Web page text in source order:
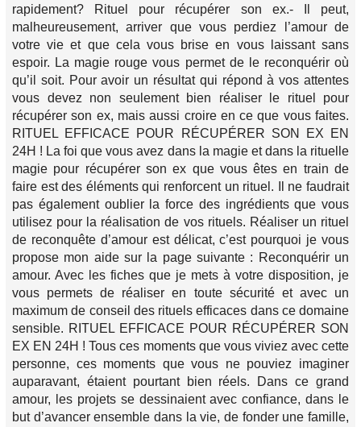
rapidement? Rituel pour récupérer son ex.- Il peut,
malheureusement, arriver que vous perdiez l’amour de
votre vie et que cela vous brise en vous laissant sans
espoir. La magie rouge vous permet de le reconquérir où
qu’il soit. Pour avoir un résultat qui répond à vos attentes
vous devez non seulement bien réaliser le rituel pour
récupérer son ex, mais aussi croire en ce que vous faites.
RITUEL EFFICACE POUR RÉCUPÉRER SON EX EN
24H ! La foi que vous avez dans la magie et dans la rituelle
magie pour récupérer son ex que vous êtes en train de
faire est des éléments qui renforcent un rituel. Il ne faudrait
pas également oublier la force des ingrédients que vous
utilisez pour la réalisation de vos rituels. Réaliser un rituel
de reconquête d’amour est délicat, c’est pourquoi je vous
propose mon aide sur la page suivante : Reconquérir un
amour. Avec les fiches que je mets à votre disposition, je
vous permets de réaliser en toute sécurité et avec un
maximum de conseil des rituels efficaces dans ce domaine
sensible. RITUEL EFFICACE POUR RÉCUPÉRER SON
EX EN 24H ! Tous ces moments que vous viviez avec cette
personne, ces moments que vous ne pouviez imaginer
auparavant, étaient pourtant bien réels. Dans ce grand
amour, les projets se dessinaient avec confiance, dans le
but d’avancer ensemble dans la vie, de fonder une famille,